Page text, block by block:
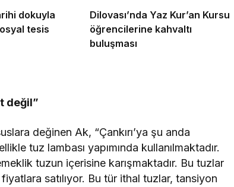
dokuyla
tesis
Dilovası’nda Yaz Kur’an Kursu
öğrencilerine kahvaltı
buluşması
değil”
değinen Ak, “Çankırı’ya şu anda
tuz lambası yapımında kullanılmaktadır.
tuzun içerisine karışmaktadır. Bu tuzlar
satılıyor. Bu tür ithal tuzlar, tansiyon